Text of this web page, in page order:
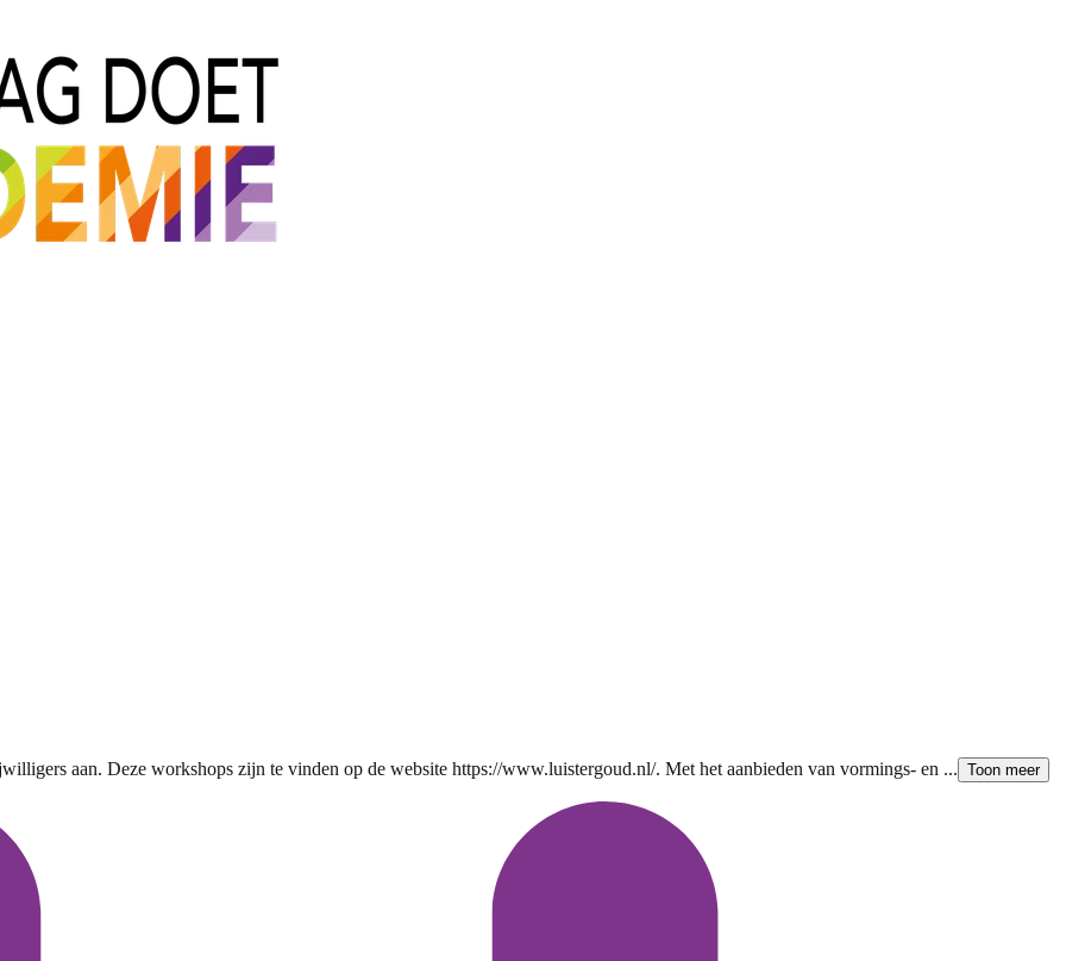
aan. Deze workshops zijn te vinden op de website https://www.luistergoud.nl/. Met het aanbieden van vormings- en ... Toon meer